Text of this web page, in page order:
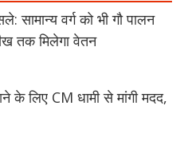
वर्ग को भी गौ पालन
तक मिलेगा वेतन
के लिए CM धामी से मांगी मदद,